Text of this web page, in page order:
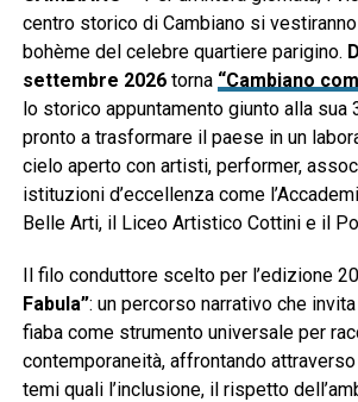
centro storico di Cambiano si
bohème del celebre quartiere parigino.
settembre 2026torna “Cambiano
lo storico appuntamento giunto alla sua
pronto a trasformare il paese in un
cielo aperto con artisti, performer,
istituzioni d’eccellenza come
Belle Arti, il Liceo Artistico Cottini e il
Il filo conduttore scelto per l’edizione
Fabula”: un percorso narrativo che
fiaba come strumento universale per
contemporaneità, affrontando attraverso
temi quali l’inclusione, il rispetto